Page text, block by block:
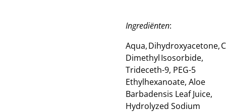
Ingrediënten:
Aqua, Dihydroxyacetone,
Dimethyl Isosorbide,
Trideceth-9, PEG-5
Ethylhexanoate, Aloe
Barbadensis Leaf Juice,
Hydrolyzed Sodium